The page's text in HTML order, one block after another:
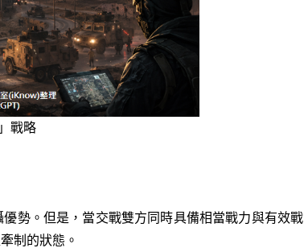
戰略
勢。但是，當交戰雙方同時具備相當戰力與有效戰
制的狀態。